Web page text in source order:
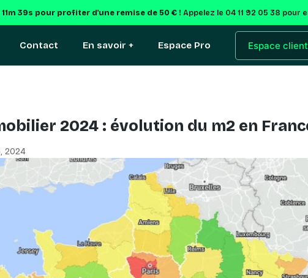
38s pour profiter d'une remise de 50 € ! Appelez le 04 11 92 05 38 pour
Contact En savoir + Espace Pro Espace client
2024 : évolution du m2 en
2024